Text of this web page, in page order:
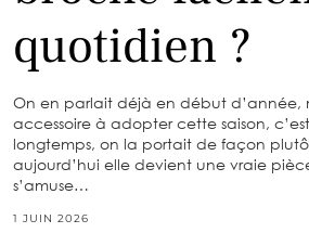
quotidien ?
On en parlait déjà en début d’année,
accessoire à adopter cette saison,
longtemps, on la portait de façon
aujourd’hui elle devient une vraie
s’amuse…
1 JUIN 2026